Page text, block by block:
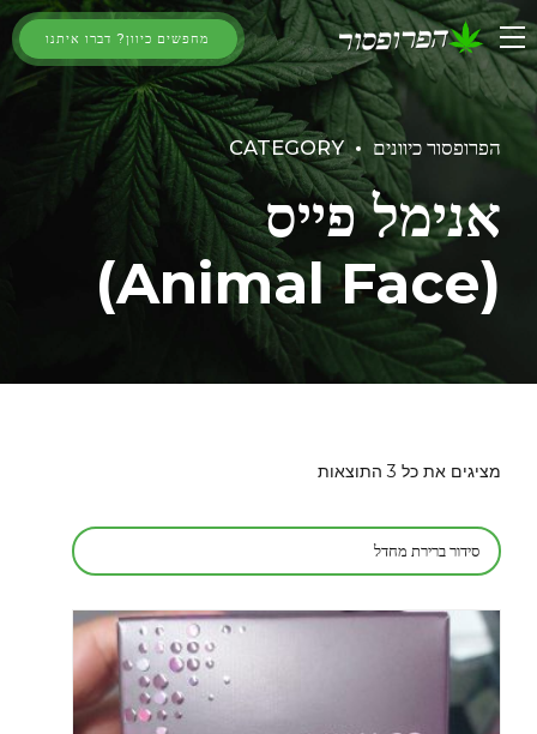
מחפשים כיוון? דברו איתנו
הפרופסור כיוונים CATEGORY
אנימל פייס
(Animal Face)
מציגים את כל ⁦3⁩ התוצאות